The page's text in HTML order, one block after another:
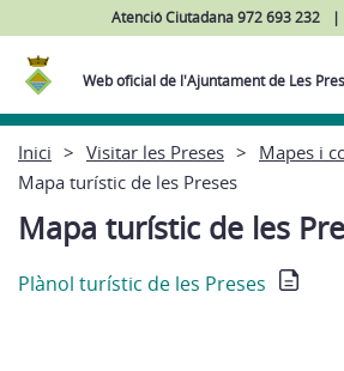
Atenció Ciutadana 972 693 232
Web oficial de l'Ajuntament de Les
Inici Visitar les Preses
Mapes i
Mapa turístic de les Preses
Mapa turístic de les
Plànol turístic de les Preses